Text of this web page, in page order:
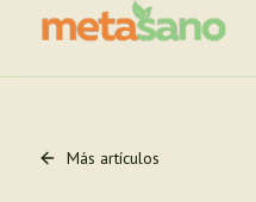
Más artículos